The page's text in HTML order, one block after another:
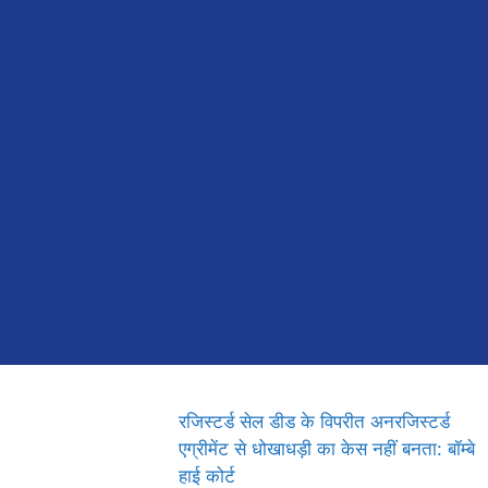
रजिस्टर्ड सेल डीड के विपरीत अनरजिस्टर्ड
एग्रीमेंट से धोखाधड़ी का केस नहीं बनता: बॉम्बे
हाई कोर्ट